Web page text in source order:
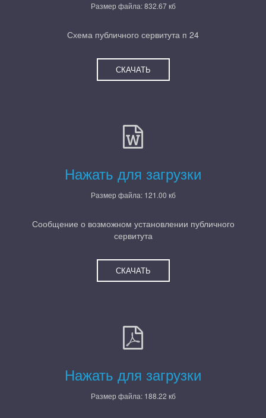
Размер файла: 832.67 кб
Схема публичного сервитута п 24
СКАЧАТЬ
Нажать для загрузки
Размер файла: 121.00 кб
Сообщение о возможном установлении публичного
сервитута
СКАЧАТЬ
Нажать для загрузки
Размер файла: 188.22 кб